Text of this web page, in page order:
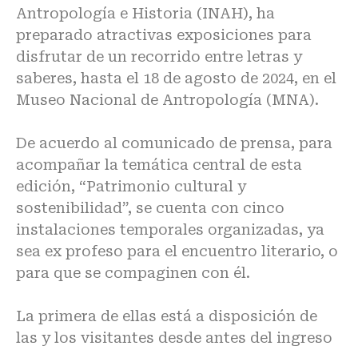
Antropología e Historia (INAH), ha
preparado atractivas exposiciones para
disfrutar de un recorrido entre letras y
saberes, hasta el 18 de agosto de 2024, en el
Museo Nacional de Antropología (MNA).
De acuerdo al comunicado de prensa, para
acompañar la temática central de esta
edición, “Patrimonio cultural y
sostenibilidad”, se cuenta con cinco
instalaciones temporales organizadas, ya
sea ex profeso para el encuentro literario, o
para que se compaginen con él.
La primera de ellas está a disposición de
las y los visitantes desde antes del ingreso